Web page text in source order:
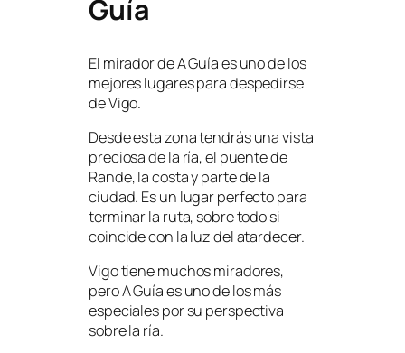
Guía
El mirador de A Guía es uno de los
mejores lugares para despedirse
de Vigo.
Desde esta zona tendrás una vista
preciosa de la ría, el puente de
Rande, la costa y parte de la
ciudad. Es un lugar perfecto para
terminar la ruta, sobre todo si
coincide con la luz del atardecer.
Vigo tiene muchos miradores,
pero A Guía es uno de los más
especiales por su perspectiva
sobre la ría.